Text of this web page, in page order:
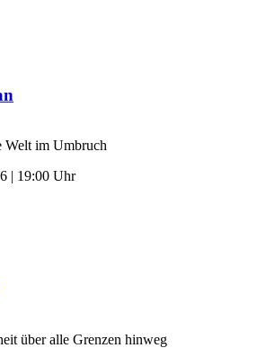
Welt im Umbruch
| 19:00 Uhr
über alle Grenzen hinweg